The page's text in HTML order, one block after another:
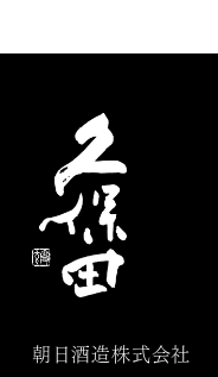
朝日酒造株式会社